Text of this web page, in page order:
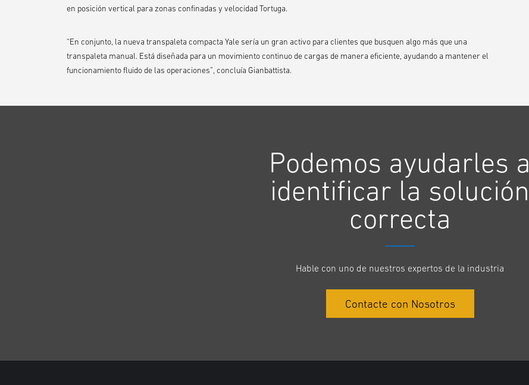
en posición vertical para zonas confinadas y velocidad Tortuga.
“En conjunto, la nueva transpaleta compacta Yale sería un gran activo para clientes que busquen algo más que una
transpaleta manual. Está diseñada para un movimiento continuo de cargas de manera eficiente, ayudando a mantener el
funcionamiento fluido de las operaciones”, concluía Gianbattista.
Podemos ayudarles a
identificar la solución
correcta
Hable con uno de nuestros expertos de la industria
Contacte con Nosotros